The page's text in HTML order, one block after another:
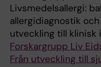
Livsmedelsallergi:
allergidiagnostik
utveckling till klinisk
Forskargrupp Liv
Från utveckling till